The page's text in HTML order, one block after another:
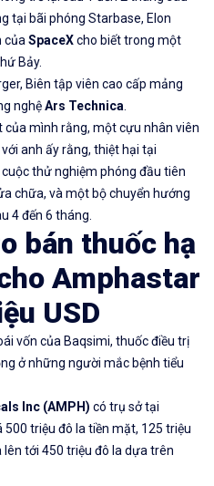
tại bãi phóng Starbase, Elon
củaSpaceXcho biết trong một
Bảy.
Biên tập viên cao cấp mảng
nghệArs Technica.
mình rằng, một cựu nhân viên
anh ấy rằng, thiệt hại tại
thử nghiệm phóng đầu tiên
chữa, và một bộ chuyển hướng
4 đến 6 tháng.
bán thuốc hạ
Amphastar
USD
vốn của Baqsimi, thuốc điều trị
ở những người mắc bệnh tiểu
Inc (AMPH) có trụ sở tại
triệu đô la tiền mặt, 125 triệu
tới 450 triệu đô la dựa trên